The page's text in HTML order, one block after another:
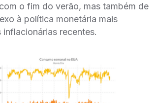
o fim do verão, mas também de
à política monetária mais
recentes.